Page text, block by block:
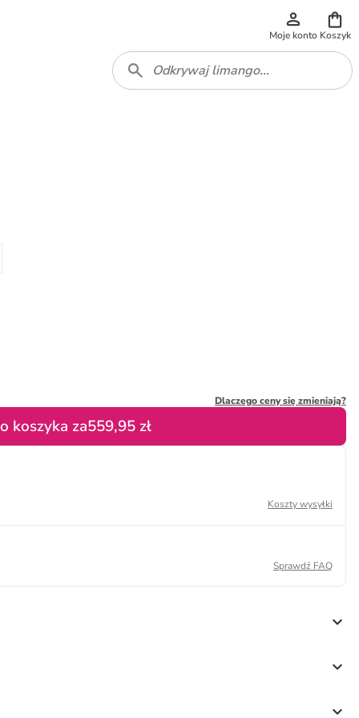
Moje konto Koszyk
Dlaczego ceny się zmieniają?
koszyka za559,95 zł
Koszty wysyłki
Sprawdź FAQ